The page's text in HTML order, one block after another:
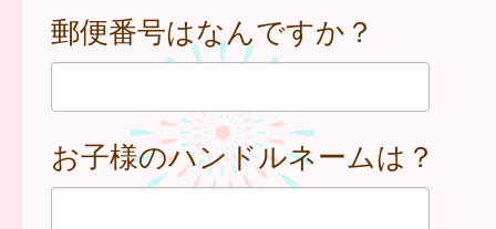
郵便番号はなんですか？
お子様のハンドルネームは？